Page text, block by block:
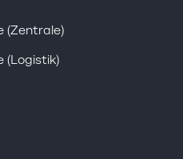
(Zentrale)
(Logistik)